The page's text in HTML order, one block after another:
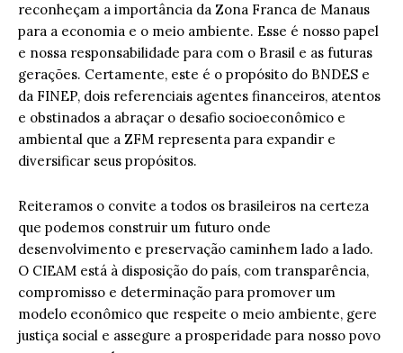
reconheçam a importância da Zona Franca de Manaus
para a economia e o meio ambiente. Esse é nosso papel
e nossa responsabilidade para com o Brasil e as futuras
gerações. Certamente, este é o propósito do BNDES e
da FINEP, dois referenciais agentes financeiros, atentos
e obstinados a abraçar o desafio socioeconômico e
ambiental que a ZFM representa para expandir e
diversificar seus propósitos.
Reiteramos o convite a todos os brasileiros na certeza
que podemos construir um futuro onde
desenvolvimento e preservação caminhem lado a lado.
O CIEAM está à disposição do país, com transparência,
compromisso e determinação para promover um
modelo econômico que respeite o meio ambiente, gere
justiça social e assegure a prosperidade para nosso povo